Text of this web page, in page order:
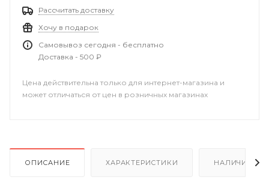
Рассчитать доставку
Хочу в подарок
Самовывоз сегодня - бесплатно
Доставка - 500 ₽
Цена действительна только для интернет-магазина и
может отличаться от цен в розничных магазинах
ОПИСАНИЕ ХАРАКТЕРИСТИКИ НАЛИЧИЕ